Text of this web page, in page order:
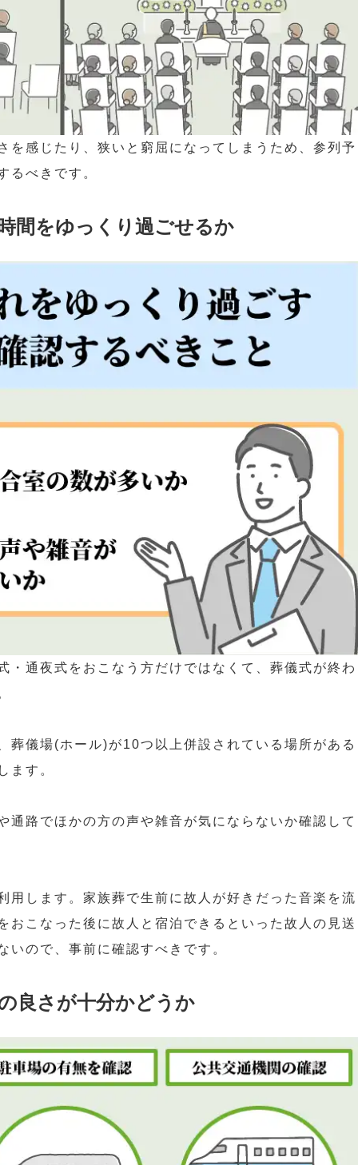
を感じたり、狭いと窮屈になってしまうため、参列予
るべきです。
間をゆっくり過ごせるか
・通夜式をおこなう方だけではなくて、葬儀式が終わ
葬儀場(ホール)が10つ以上併設されている場所がある
ます。
通路でほかの方の声や雑音が気にならないか確認して
用します。家族葬で生前に故人が好きだった音楽を流
おこなった後に故人と宿泊できるといった故人の見送
いので、事前に確認すべきです。
良さが十分かどうか